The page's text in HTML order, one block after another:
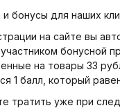
и бонусы для наших
на сайте вы
бонусной
на товары 33
1 балл, который
тратить уже при